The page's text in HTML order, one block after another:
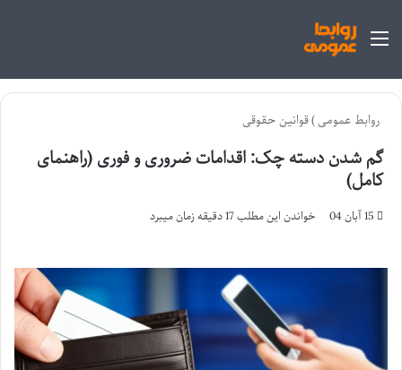
منو
روابط عمومی)قوانین حقوقی
گم شدن دسته چک: اقدامات ضروری و فوری (راهنمای
کامل)
15 آبان 04 خواندن این مطلب 17 دقیقه زمان میبرد